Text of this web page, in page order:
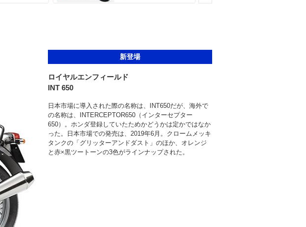
新登場
ロイヤルエンフィールド
INT 650
日本市場に導入された際の名称は、INT650だが、海外で
の名称は、INTERCEPTOR650（インターセプター
650）。ホンダ登録していたためかどうかは定かではなか
った。日本市場での発売は、2019年6月。クロームメッキ
タンクの「グリッターアンドダスト」のほか、オレンジ
と赤×黒ツートーンの3色がラインナップされた。